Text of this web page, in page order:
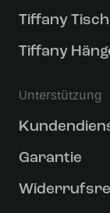
Tiffany
Tiffany
Unterstützung
Garantie